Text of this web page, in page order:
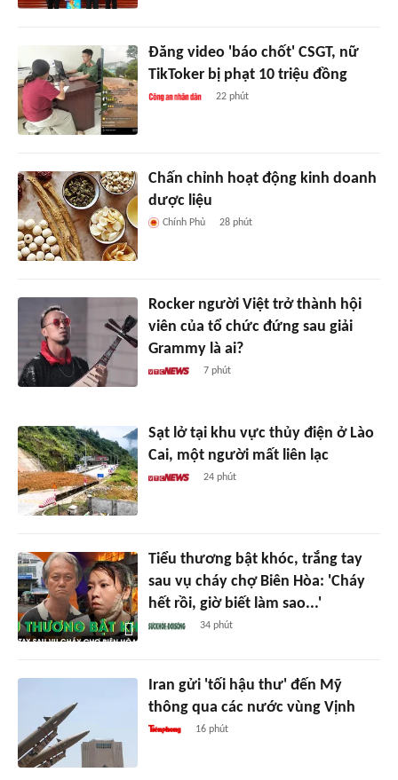
Đăng video 'báo chốt' CSGT, nữ
TikToker bị phạt 10 triệu đồng
22 phút
Chấn chỉnh hoạt động kinh doanh
dược liệu
Chính Phủ 28 phút
Rocker người Việt trở thành hội
viên của tổ chức đứng sau giải
Grammy là ai?
7 phút
Sạt lở tại khu vực thủy điện ở Lào
Cai, một người mất liên lạc
24 phút
Tiểu thương bật khóc, trắng tay
sau vụ cháy chợ Biên Hòa: 'Cháy
hết rồi, giờ biết làm sao...'
34 phút
Iran gửi 'tối hậu thư' đến Mỹ
thông qua các nước vùng Vịnh
16 phút